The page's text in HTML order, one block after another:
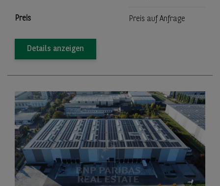
Preis Preis auf Anfrage
Details anzeigen